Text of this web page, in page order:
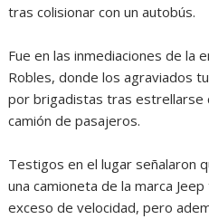
tras colisionar con un autobús.
Fue en las inmediaciones de la
Robles, donde los agraviados
por brigadistas tras estrellarse
camión de pasajeros.
Testigos en el lugar señalaron
una camioneta de la marca
exceso de velocidad, pero